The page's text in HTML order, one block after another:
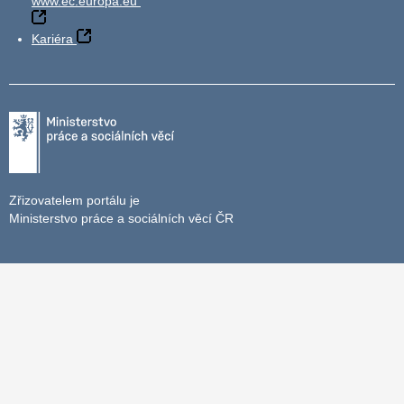
Kariéra
Zřizovatelem portálu je
Ministerstvo práce a sociálních věcí ČR